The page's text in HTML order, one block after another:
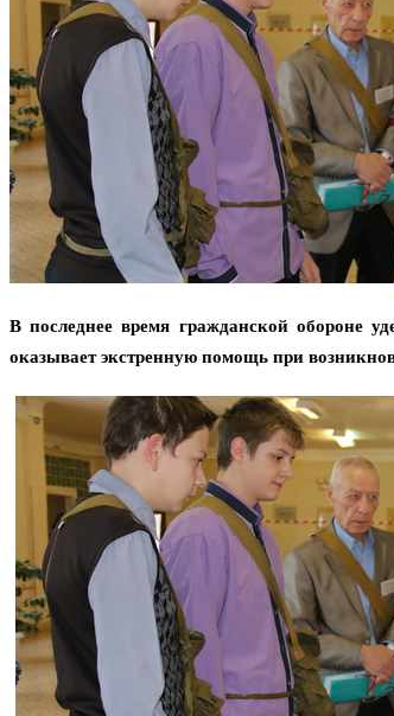
В последнее время гражданской обороне
оказывает экстренную помощь при